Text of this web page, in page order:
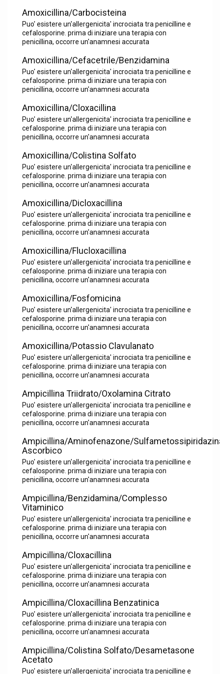
Amoxicillina/Carbocisteina
Puo' esistere un'allergenicita' incrociata tra penicilline e
cefalosporine. prima di iniziare una terapia con
penicillina, occorre un'anamnesi accurata
Amoxicillina/Cefacetrile/Benzidamina
Puo' esistere un'allergenicita' incrociata tra penicilline e
cefalosporine. prima di iniziare una terapia con
penicillina, occorre un'anamnesi accurata
Amoxicillina/Cloxacillina
Puo' esistere un'allergenicita' incrociata tra penicilline e
cefalosporine. prima di iniziare una terapia con
penicillina, occorre un'anamnesi accurata
Amoxicillina/Colistina Solfato
Puo' esistere un'allergenicita' incrociata tra penicilline e
cefalosporine. prima di iniziare una terapia con
penicillina, occorre un'anamnesi accurata
Amoxicillina/Dicloxacillina
Puo' esistere un'allergenicita' incrociata tra penicilline e
cefalosporine. prima di iniziare una terapia con
penicillina, occorre un'anamnesi accurata
Amoxicillina/Flucloxacillina
Puo' esistere un'allergenicita' incrociata tra penicilline e
cefalosporine. prima di iniziare una terapia con
penicillina, occorre un'anamnesi accurata
Amoxicillina/Fosfomicina
Puo' esistere un'allergenicita' incrociata tra penicilline e
cefalosporine. prima di iniziare una terapia con
penicillina, occorre un'anamnesi accurata
Amoxicillina/Potassio Clavulanato
Puo' esistere un'allergenicita' incrociata tra penicilline e
cefalosporine. prima di iniziare una terapia con
penicillina, occorre un'anamnesi accurata
Ampicillina Triidrato/Oxolamina Citrato
Puo' esistere un'allergenicita' incrociata tra penicilline e
cefalosporine. prima di iniziare una terapia con
penicillina, occorre un'anamnesi accurata
Ampicillina/Aminofenazone/
Ascorbico
Puo' esistere un'allergenicita' incrociata tra penicilline e
cefalosporine. prima di iniziare una terapia con
penicillina, occorre un'anamnesi accurata
Ampicillina/Benzidamina/Complesso
Vitaminico
Puo' esistere un'allergenicita' incrociata tra penicilline e
cefalosporine. prima di iniziare una terapia con
penicillina, occorre un'anamnesi accurata
Ampicillina/Cloxacillina
Puo' esistere un'allergenicita' incrociata tra penicilline e
cefalosporine. prima di iniziare una terapia con
penicillina, occorre un'anamnesi accurata
Ampicillina/Cloxacillina Benzatinica
Puo' esistere un'allergenicita' incrociata tra penicilline e
cefalosporine. prima di iniziare una terapia con
penicillina, occorre un'anamnesi accurata
Ampicillina/Colistina Solfato/Desametasone
Acetato
Puo' esistere un'allergenicita' incrociata tra penicilline e